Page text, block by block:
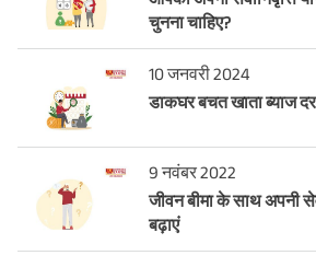
चुनना चाहिए?
10 जनवरी 2024
डाकघर बचत खाता ब्याज दर
9 नवंबर 2022
जीवन बीमा के साथ अपनी
बढ़ाएं